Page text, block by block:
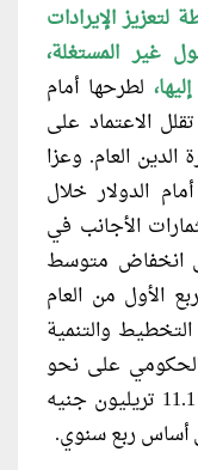
لتعزيز الإيرادات
غير المستغلة،
لطرحها أمام
الاعتماد على
العام. وعزا
الدولار خلال
الأجانب في
انخفاض متوسط
خلال الربع الأول من العام
والتنمية
الحكومي على نحو
75% من إجمالي الدين العام، مسجلًا 11.1 تريليون جنيه